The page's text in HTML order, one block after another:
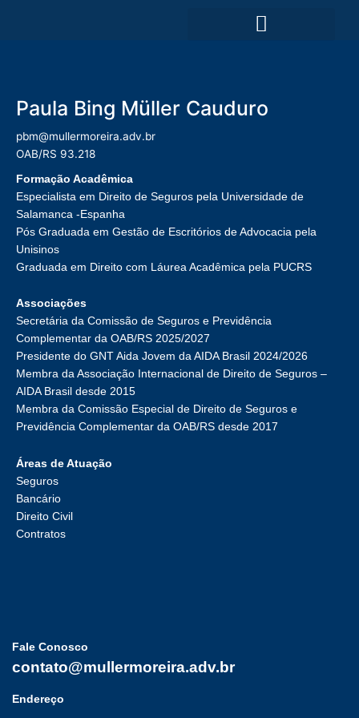
Paula Bing Müller Cauduro
pbm@mullermoreira.adv.br
OAB/RS 93.218
Formação Acadêmica
Especialista em Direito de Seguros pela Universidade de
Salamanca -Espanha
Pós Graduada em Gestão de Escritórios de Advocacia pela
Unisinos
Graduada em Direito com Láurea Acadêmica pela PUCRS
Associações
Secretária da Comissão de Seguros e Previdência
Complementar da OAB/RS 2025/2027
Presidente do GNT Aida Jovem da AIDA Brasil 2024/2026
Membra da Associação Internacional de Direito de Seguros –
AIDA Brasil desde 2015
Membra da Comissão Especial de Direito de Seguros e
Previdência Complementar da OAB/RS desde 2017
Áreas de Atuação
Seguros
Bancário
Direito Civil
Contratos
Fale Conosco
contato@mullermoreira.adv.br
Endereço